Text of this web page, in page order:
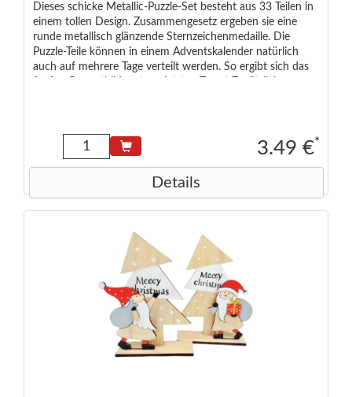
Dieses schicke Metallic-Puzzle-Set besteht aus 33 Teilen in
einem tollen Design. Zusammengesetz ergeben sie eine
runde metallisch glänzende Sternzeichenmedaille. Die
Puzzle-Teile können in einem Adventskalender natürlich
auch auf mehrere Tage verteilt werden. So ergibt sich das
2,0 cm Maße des Puzzles: 9 cm Durchmesser (rund)3.49 €*
Details